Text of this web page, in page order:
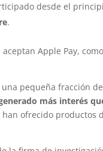
desde el
.
Apple Pay,
pequeña fracción
más interés
han ofrecido